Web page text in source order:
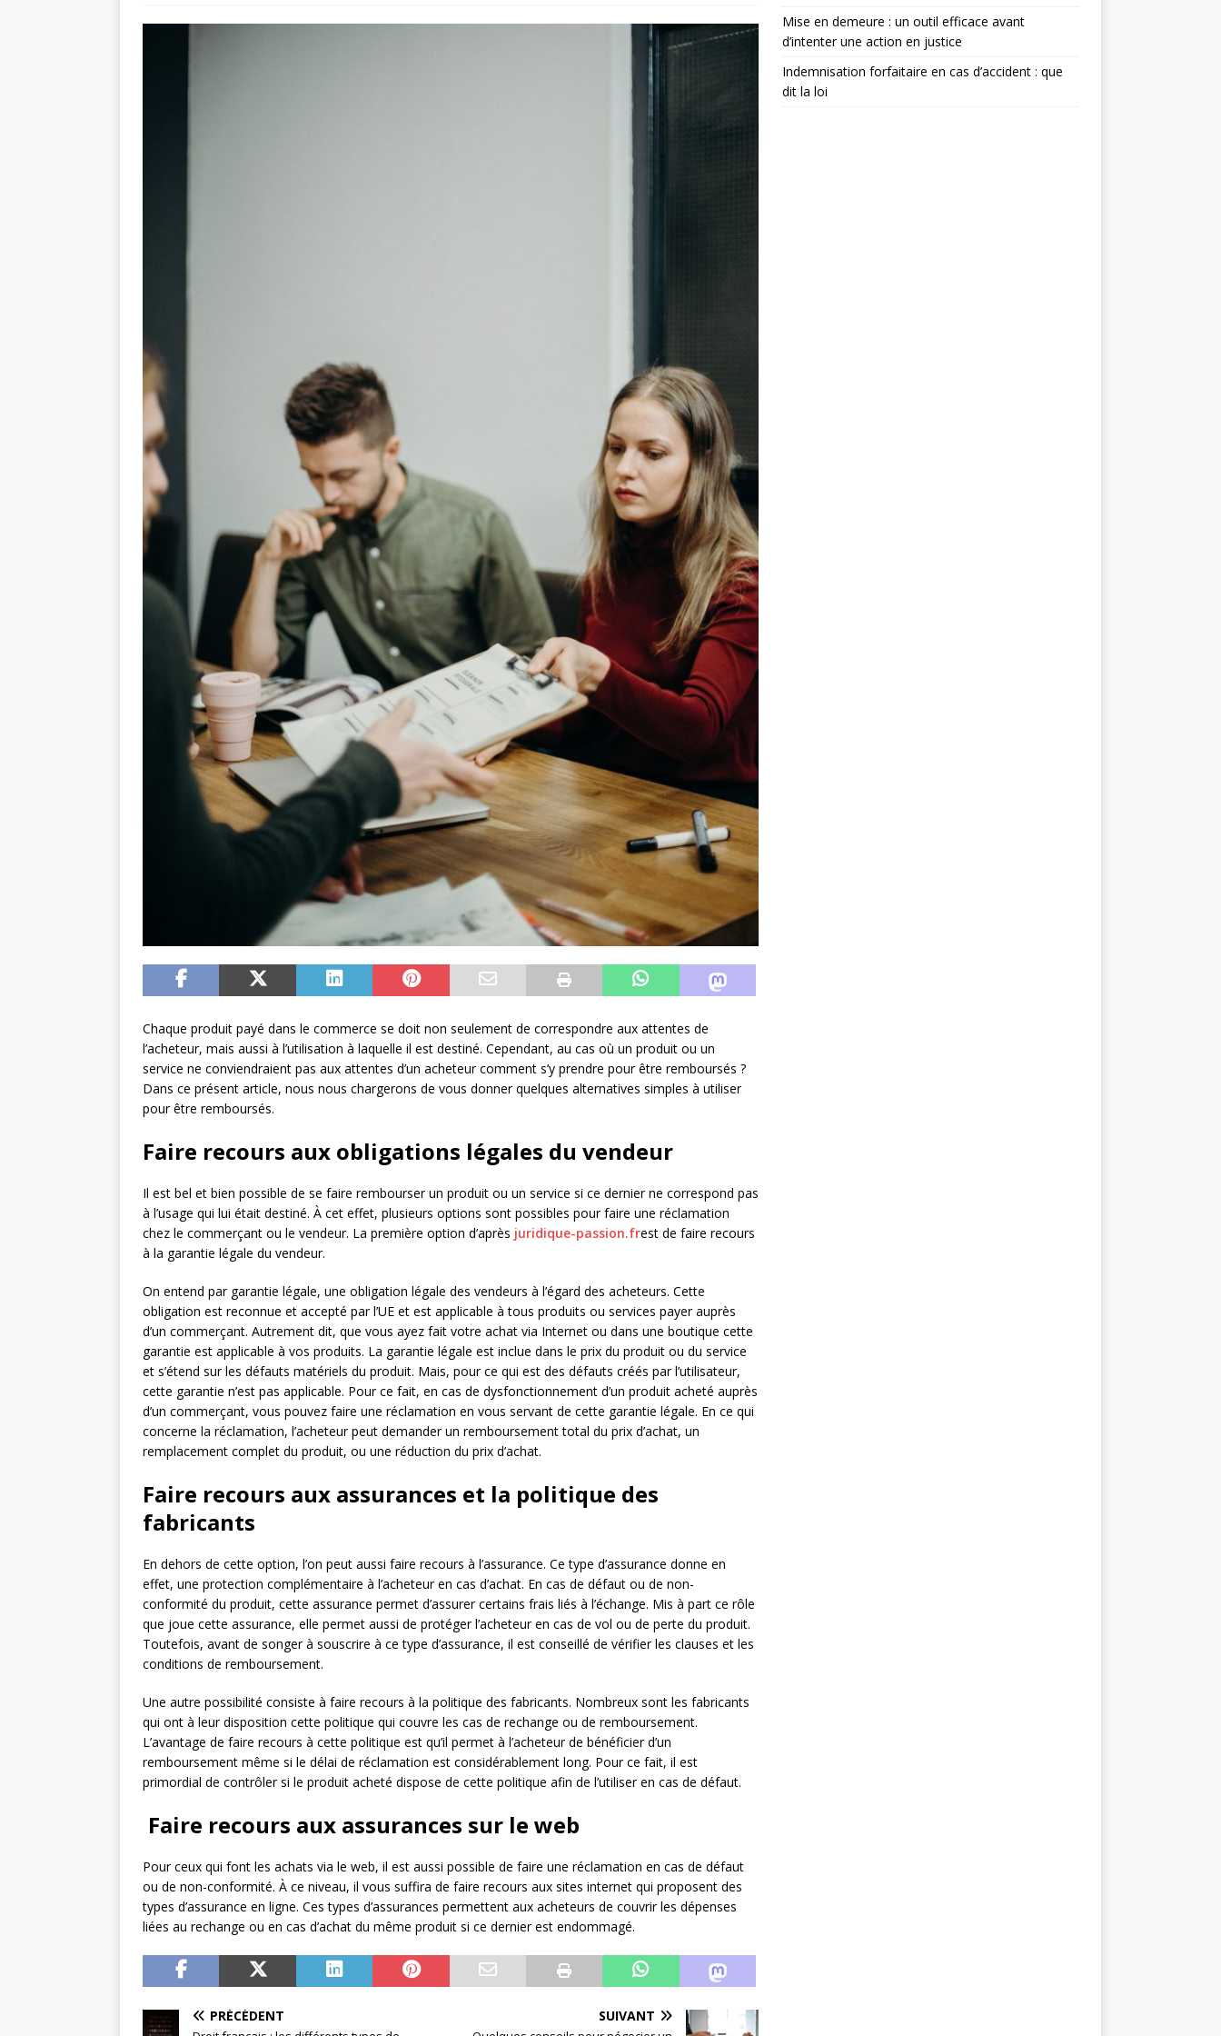
Chaque produit payé dans le commerce se doit non seulement de correspondre aux attentes de
l’acheteur, mais aussi à l’utilisation à laquelle il est destiné. Cependant, au cas où un produit ou un
service ne conviendraient pas aux attentes d’un acheteur comment s’y prendre pour être remboursés ?
Dans ce présent article, nous nous chargerons de vous donner quelques alternatives simples à utiliser
pour être remboursés.
Faire recours aux obligations légales du vendeur
Il est bel et bien possible de se faire rembourser un produit ou un service si ce dernier ne correspond pas
à l’usage qui lui était destiné. À cet effet, plusieurs options sont possibles pour faire une réclamation
chez le commerçant ou le vendeur. La première option d’après juridique-passion.frest de faire recours
à la garantie légale du vendeur.
On entend par garantie légale, une obligation légale des vendeurs à l’égard des acheteurs. Cette
obligation est reconnue et accepté par l’UE et est applicable à tous produits ou services payer auprès
d’un commerçant. Autrement dit, que vous ayez fait votre achat via Internet ou dans une boutique cette
garantie est applicable à vos produits. La garantie légale est inclue dans le prix du produit ou du service
et s’étend sur les défauts matériels du produit. Mais, pour ce qui est des défauts créés par l’utilisateur,
cette garantie n’est pas applicable. Pour ce fait, en cas de dysfonctionnement d’un produit acheté auprès
d’un commerçant, vous pouvez faire une réclamation en vous servant de cette garantie légale. En ce qui
concerne la réclamation, l’acheteur peut demander un remboursement total du prix d’achat, un
remplacement complet du produit, ou une réduction du prix d’achat.
Faire recours aux assurances et la politique des
fabricants
En dehors de cette option, l’on peut aussi faire recours à l’assurance. Ce type d’assurance donne en
effet, une protection complémentaire à l’acheteur en cas d’achat. En cas de défaut ou de non-
conformité du produit, cette assurance permet d’assurer certains frais liés à l’échange. Mis à part ce rôle
que joue cette assurance, elle permet aussi de protéger l’acheteur en cas de vol ou de perte du produit.
Toutefois, avant de songer à souscrire à ce type d’assurance, il est conseillé de vérifier les clauses et les
conditions de remboursement.
Une autre possibilité consiste à faire recours à la politique des fabricants. Nombreux sont les fabricants
qui ont à leur disposition cette politique qui couvre les cas de rechange ou de remboursement.
L’avantage de faire recours à cette politique est qu’il permet à l’acheteur de bénéficier d’un
remboursement même si le délai de réclamation est considérablement long. Pour ce fait, il est
primordial de contrôler si le produit acheté dispose de cette politique afin de l’utiliser en cas de défaut.
Faire recours aux assurances sur le web
Pour ceux qui font les achats via le web, il est aussi possible de faire une réclamation en cas de défaut
ou de non-conformité. À ce niveau, il vous suffira de faire recours aux sites internet qui proposent des
types d’assurance en ligne. Ces types d’assurances permettent aux acheteurs de couvrir les dépenses
liées au rechange ou en cas d’achat du même produit si ce dernier est endommagé.
PRÉCÉDENT SUIVANT
Mise en demeure : un outil efficace avant
d’intenter une action en justice
Indemnisation forfaitaire en cas d’accident : que
dit la loi